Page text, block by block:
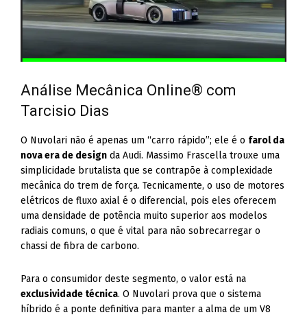
Análise Mecânica Online® com
Tarcisio Dias
O Nuvolari não é apenas um “carro rápido”; ele é o farol da
nova era de design da Audi. Massimo Frascella trouxe uma
simplicidade brutalista que se contrapõe à complexidade
mecânica do trem de força. Tecnicamente, o uso de motores
elétricos de fluxo axial é o diferencial, pois eles oferecem
uma densidade de potência muito superior aos modelos
radiais comuns, o que é vital para não sobrecarregar o
chassi de fibra de carbono.
Para o consumidor deste segmento, o valor está na
exclusividade técnica. O Nuvolari prova que o sistema
híbrido é a ponte definitiva para manter a alma de um V8